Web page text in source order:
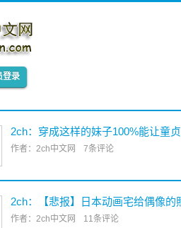
登录
2ch：穿成这样的妹子100%能让童
作者：2ch中文网 7条评论
2ch：【悲报】日本动画宅给偶像的
作者：2ch中文网 11条评论